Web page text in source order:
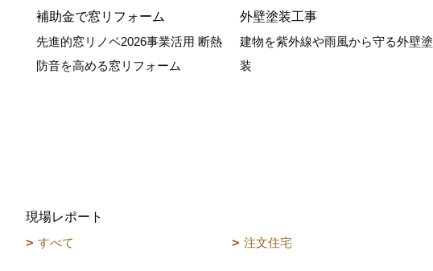
補助金で窓リフォーム
先進的窓リノベ2026事業活用 断熱
防音を高める窓リフォーム
外壁塗装工事
建物を紫外線や雨風から守る外壁塗
装
現場レポート
すべて
注文住宅